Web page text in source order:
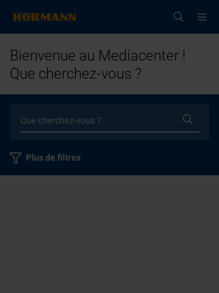
Bienvenue au Mediacenter !
Que cherchez-vous ?
Plus de filtres